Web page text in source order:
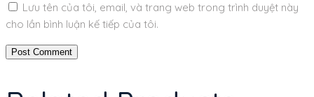
Lưu tên của tôi, email, và trang web trong trình duyệt này
cho lần bình luận kế tiếp của tôi.